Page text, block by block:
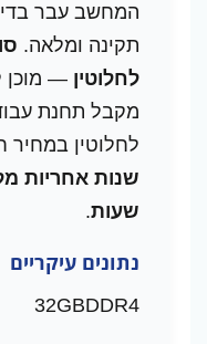
המחשב עבר
תקינה ומלאה.
לחלוטין — מוכן
מקבל תחנת
לחלוטין
שנות אחריות
שעות.
נתונים עיקריים
32GBDDR4